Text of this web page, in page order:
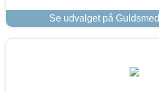
Se udvalget på